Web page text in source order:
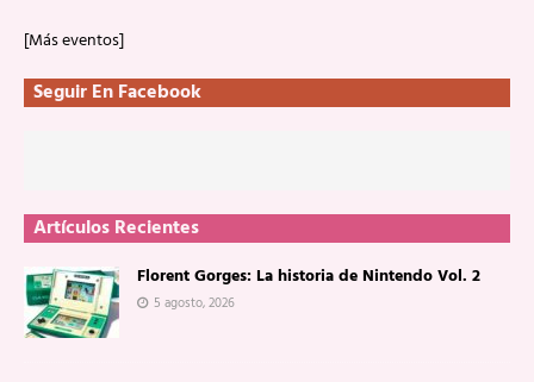
[Más eventos]
Seguir En Facebook
Artículos Recientes
Florent Gorges: La historia de Nintendo Vol. 2
5 agosto, 2026